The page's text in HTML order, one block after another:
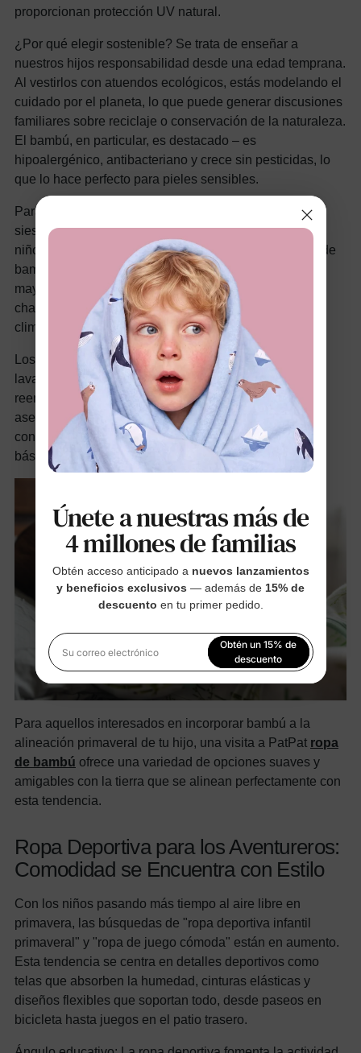
proporcionan protección UV natural.
¿Por qué elegir sostenible? Se trata de enseñar a
nuestros hijos responsabilidad desde una edad temprana.
Al vestirlos con atuendos ecológicos, estás modelando el
cuidado por el planeta, lo que puede generar discusiones
familiares sobre reciclaje o conservación de la naturaleza.
El bambú, en particular, es destacado – es
hipoalergénico, antibacteriano y crece sin pesticidas, lo
que lo hace perfecto para pieles sensibles.
Para bebés,
o bodies aseguran
siestas y tiempos de juego cómodos, mientras que los
niños pequeños se benefician de leggings de mezcla de
bambú que se estiran con sus movimientos. Los niños
mayores pueden lucir camisetas de bambú bajo
chaquetas para looks superpuestos que se adaptan al
clima variable de la primavera.
Los padres aprecian cómo estos materiales resisten
lavado tras lavado, reduciendo la necesidad de
reemplazos frecuentes. Además, a menudo son más
asequibles a largo plazo debido a su durabilidad. Al
construir un guardarropa sostenible, comienza con
básicos y añade acentos modernos.
Para aquellos interesados en incorporar bambú a la
alineación primaveral de tu hijo, una visita a PatPat ropa
de bambú ofrece una variedad de opciones suaves y
amigables con la tierra que se alinean perfectamente con
esta tendencia.
Ropa Deportiva para los Aventureros:
Comodidad se Encuentra con Estilo
Con los niños pasando más tiempo al aire libre en
primavera, las búsquedas de "ropa deportiva infantil
primaveral" y "ropa de juego cómoda" están en aumento.
Esta tendencia se centra en detalles deportivos como
telas que absorben la humedad, cinturas elásticas y
diseños flexibles que soportan todo, desde paseos en
bicicleta hasta juegos en el patio trasero.
Únete a nuestras más de
4 millones de familias
Obtén acceso anticipado a nuevos lanzamientos
y beneficios exclusivos — además de 15% de
descuento en tu primer pedido.
Su correo electrónico
Obtén un 15% de
descuento